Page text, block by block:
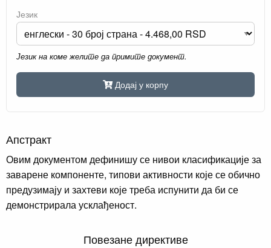
Језик
Језик на коме желите да примите документ.
Додај у корпу
Апстракт
Овим документом дефинишу се нивои класификације за
заварене компоненте, типови активности које се обично
предузимају и захтеви које треба испунити да би се
демонстрирала усклађеност.
Повезане директиве